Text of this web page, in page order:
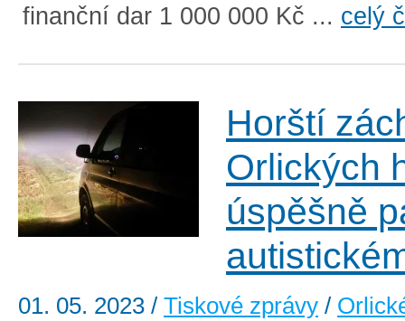
finanční dar 1 000 000 Kč ... celý
Horští
Orlických
úspěšně
01. 05. 2023 / Tiskové zprávy /